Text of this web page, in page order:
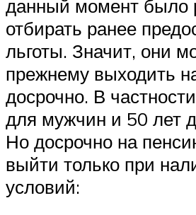
данный момент было
отбирать ранее
льготы. Значит, они
прежнему выходить
досрочно. В
для мужчин и 50 лет
Но досрочно на
выйти только при
условий: